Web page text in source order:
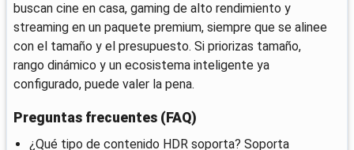
buscan cine en casa, gaming de alto rendimiento y
streaming en un paquete premium, siempre que se alinee
con el tamaño y el presupuesto. Si priorizas tamaño,
rango dinámico y un ecosistema inteligente ya
configurado, puede valer la pena.
Preguntas frecuentes (FAQ)
¿Qué tipo de contenido HDR soporta? Soporta